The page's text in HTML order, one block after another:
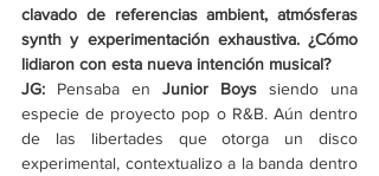
clavado de referencias ambient, atmósferas
synth y experimentación exhaustiva. ¿Cómo
lidiaron con esta nueva intención musical?
JG: Pensaba en Junior Boys siendo una
especie de proyecto pop o R&B. Aún dentro
de las libertades que otorga un disco
experimental, contextualizo a la banda dentro